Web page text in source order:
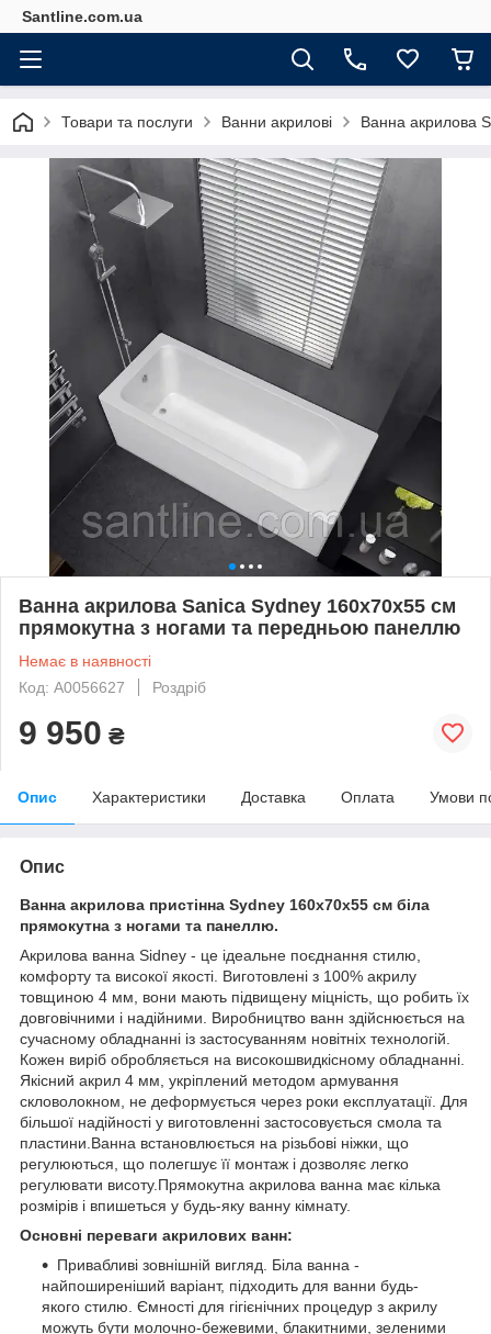
Santline.com.ua
Товари та послуги Ванни акрилові Ванна акрилова
Ванна акрилова Sanica Sydney 160х70х55 см
прямокутна з ногами та передньою панеллю
Немає в наявності
Код: А0056627
Роздріб
9 950 ₴
Опис Характеристики Доставка Оплата Умови
Опис
Ванна акрилова пристінна Sydney 160х70х55 см біла
прямокутна з ногами та панеллю.
Акрилова ванна Sidney - це ідеальне поєднання стилю,
комфорту та високої якості. Виготовлені з 100% акрилу
товщиною 4 мм, вони мають підвищену міцність, що робить їх
довговічними і надійними. Виробництво ванн здійснюється на
сучасному обладнанні із застосуванням новітніх технологій.
Кожен виріб обробляється на високошвидкісному обладнанні.
Якісний акрил 4 мм, укріплений методом армування
скловолокном, не деформується через роки експлуатації. Для
більшої надійності у виготовленні застосовується смола та
пластини.Ванна встановлюється на різьбові ніжки, що
регулюються, що полегшує її монтаж і дозволяє легко
регулювати висоту.Прямокутна акрилова ванна має кілька
розмірів і впишеться у будь-яку ванну кімнату.
Основні переваги акрилових ванн:
Привабливі зовнішній вигляд. Біла ванна -
найпоширеніший варіант, підходить для ванни будь-
якого стилю. Ємності для гігієнічних процедур з акрилу
можуть бути молочно-бежевими, блакитними, зеленими